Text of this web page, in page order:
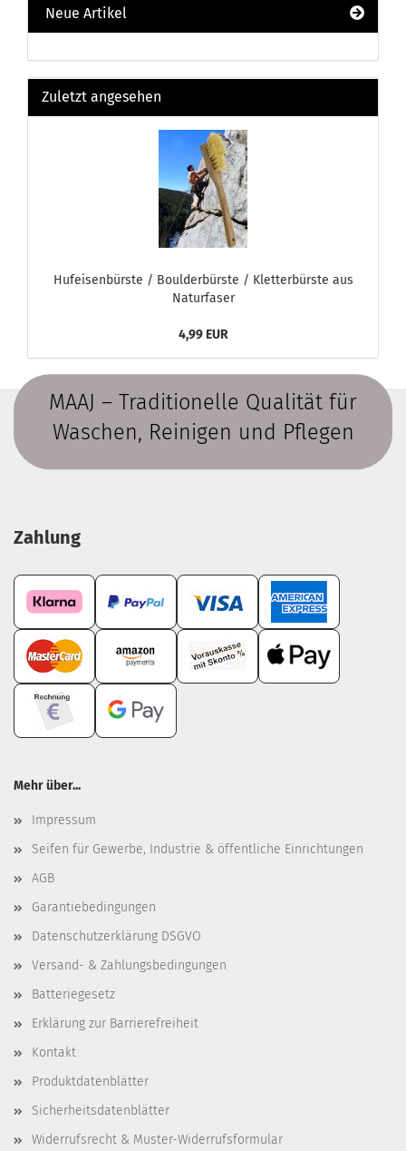
Neue Artikel
Zuletzt angesehen
Hufeisenbürste / Boulderbürste / Kletterbürste aus
Naturfaser
4,99 EUR
MAAJ – Traditionelle Qualität für
Waschen, Reinigen und Pflegen
Zahlung
Mehr über...
Impressum
Seifen für Gewerbe, Industrie & öffentliche Einrichtungen
AGB
Garantiebedingungen
Datenschutzerklärung DSGVO
Versand- & Zahlungsbedingungen
Batteriegesetz
Erklärung zur Barrierefreiheit
Kontakt
Produktdatenblätter
Sicherheitsdatenblätter
Widerrufsrecht & Muster-Widerrufsformular